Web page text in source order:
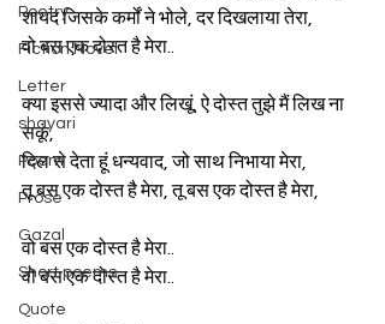
Poetry
Fiction Novel
Letter
shayari
Poem
Prose
Gazal
Short poems
Quote
शायद जिसके कर्मों ने भोले, दर दिखलाया तेरा,
वो बस एक दोस्त है मेरा..
क्या इससे ज्यादा और लिखूं, ऐ दोस्त तुझे मैं लिख ना
सकूं,
दिल से देता हूं धन्यवाद, जो साथ निभाया मेरा,
तू बस एक दोस्त है मेरा, तू बस एक दोस्त है मेरा,
वो बस एक दोस्त है मेरा..
वो बस एक दोस्त है मेरा..